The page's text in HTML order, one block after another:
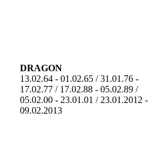
DRAGON
13.02.64 - 01.02.65 / 31.01.76 -
17.02.77 / 17.02.88 - 05.02.89 /
05.02.00 - 23.01.01 / 23.01.2012 -
09.02.2013